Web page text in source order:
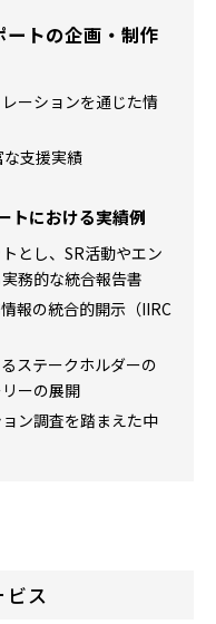
ビス
トの企画・制作
ーションを通じた情
支援実績
トにおける実績例
とし、SR活動やエン
務的な統合報告書
報の統合的開示（IIRC
ステークホルダーの
ーの展開
ン調査を踏まえた中